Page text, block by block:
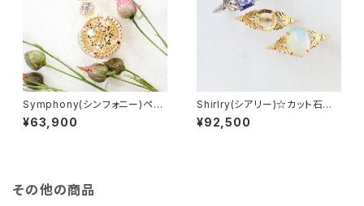
Symphony(シンフォニー)ペン
ダントトップ☆ラウンドカット★
お石を預り空枠より製作依頼(サ
¥63,900
Shirlry(シアリー)☆カット石用
★お石を預り空枠より製作依頼
(サイズ問わず制作可能)★GH11
¥92,500
その他の商品